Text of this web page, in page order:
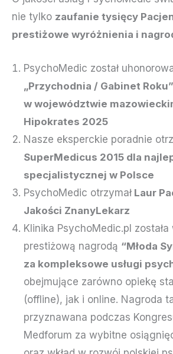
nie tylko zaufanie tysięcy
prestiżowe wyróżnienia i
PsychoMedic został
„Przychodnia / Gabinet Roku”
w województwie
Hipokrates 2025
Nasze eksperckie poradnie
SuperMedicus 2015 dla
specjalistycznej w Polsce
PsychoMedic otrzymałLaur
Jakości ZnanyLekarz
Klinika PsychoMedic.pl
prestiżową nagrodą “Młoda
za kompleksowe usługi
obejmujące zarówno opiekę
(offline), jak i online. Nagroda
przyznawana podczas
Medforum za wybitne